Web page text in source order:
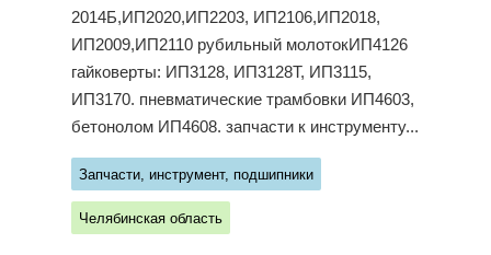
2014Б,ИП2020,ИП2203, ИП2106,ИП2018,
ИП2009,ИП2110 рубильный молотокИП4126
гайковерты: ИП3128, ИП3128Т, ИП3115,
ИП3170. пневматические трамбовки ИП4603,
бетонолом ИП4608. запчасти к инструменту...
Запчасти, инструмент, подшипники
Челябинская область